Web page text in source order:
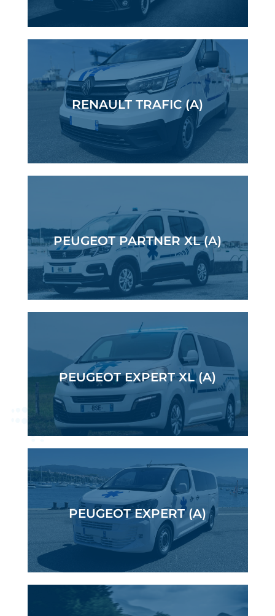
RENAULT TRAFIC (A)
PEUGEOT PARTNER XL (A)
PEUGEOT EXPERT XL (A)
PEUGEOT EXPERT (A)